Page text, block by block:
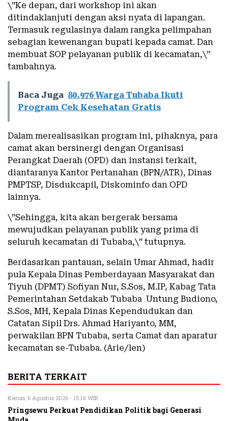
\”Ke depan, dari workshop ini akan
ditindaklanjuti dengan aksi nyata di lapangan.
Termasuk regulasinya dalam rangka pelimpahan
sebagian kewenangan bupati kepada camat. Dan
membuat SOP pelayanan publik di kecamatan,\”
tambahnya.
Baca Juga 80.976 Warga Tubaba Ikuti
Program Cek Kesehatan Gratis
Dalam merealisasikan program ini, pihaknya, para
camat akan bersinergi dengan Organisasi
Perangkat Daerah (OPD) dan instansi terkait,
diantaranya Kantor Pertanahan (BPN/ATR), Dinas
PMPTSP, Disdukcapil, Diskominfo dan OPD
lainnya.
\”Sehingga, kita akan bergerak bersama
mewujudkan pelayanan publik yang prima di
seluruh kecamatan di Tubaba,\” tutupnya.
Berdasarkan pantauan, selain Umar Ahmad, hadir
pula Kepala Dinas Pemberdayaan Masyarakat dan
Tiyuh (DPMT) Sofiyan Nur, S.Sos, M.IP, Kabag Tata
Pemerintahan Setdakab Tubaba Untung Budiono,
S.Sos, MH, Kepala Dinas Kependudukan dan
Catatan Sipil Drs. Ahmad Hariyanto, MM,
perwakilan BPN Tubaba, serta Camat dan aparatur
kecamatan se-Tubaba. (Arie/len)
BERITA TERKAIT
Kamis, 6 Agustus 2026 - 15:16 WIB
Pringsewu Perkuat Pendidikan Politik bagi Generasi